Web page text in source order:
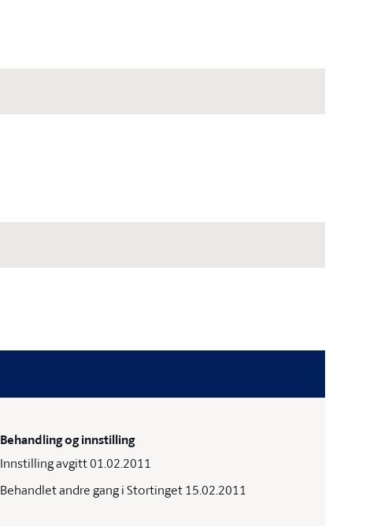
Behandling og innstilling
Innstilling avgitt 01.02.2011
Behandlet andre gang i Stortinget 15.02.2011